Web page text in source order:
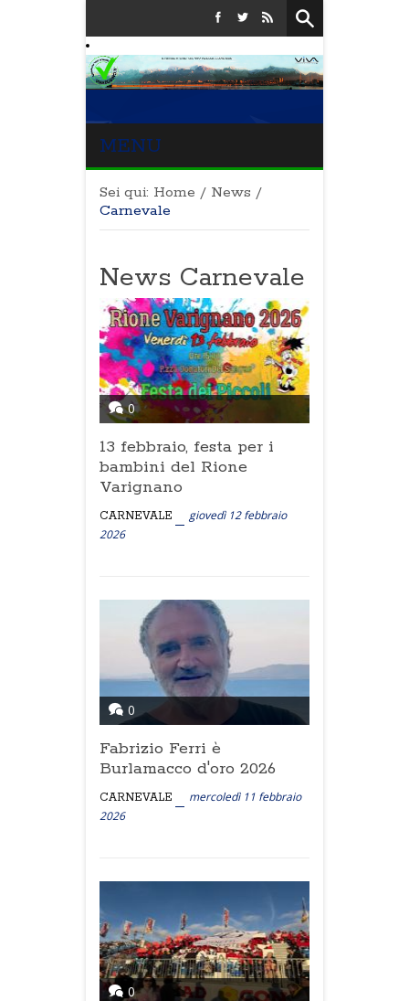
MENU
Sei qui: Home / News /
Carnevale
News Carnevale
0
13 febbraio, festa per i
bambini del Rione
Varignano
CARNEVALE
giovedì 12 febbraio
2026
0
Fabrizio Ferri è
Burlamacco d'oro 2026
CARNEVALE
mercoledì 11 febbraio
2026
0